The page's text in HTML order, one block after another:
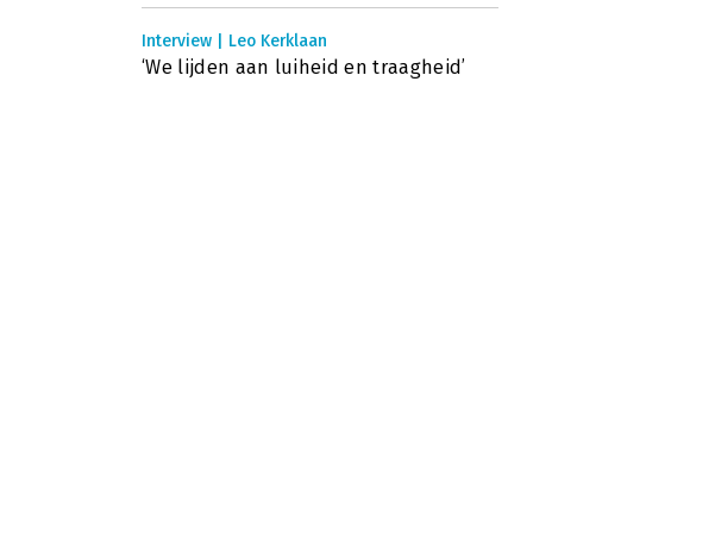
Interview | Leo Kerklaan
‘We lijden aan luiheid en traagheid’